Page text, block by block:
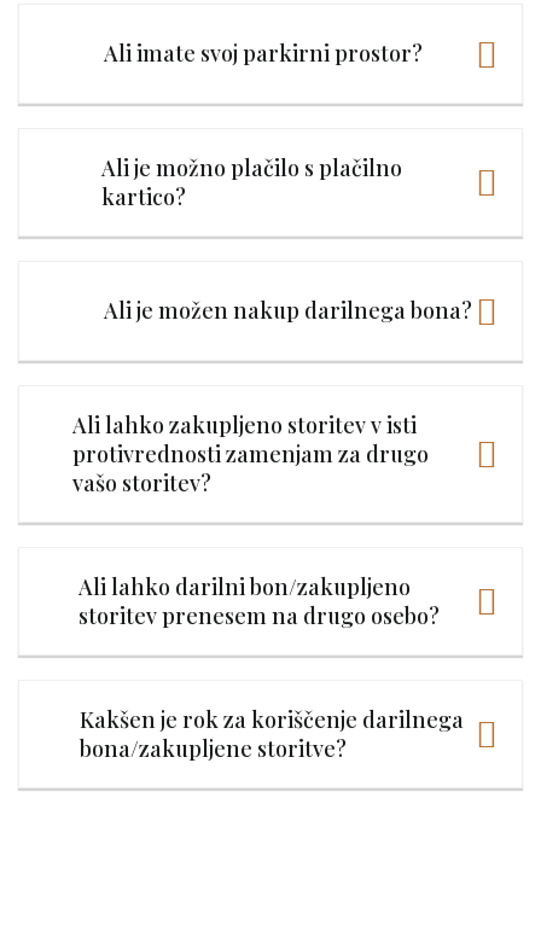
Ali imate svoj parkirni prostor?
Ali je možno plačilo s plačilno
kartico?
Ali je možen nakup darilnega bona?
Ali lahko zakupljeno storitev v isti
protivrednosti zamenjam za drugo
vašo storitev?
Ali lahko darilni bon/zakupljeno
storitev prenesem na drugo osebo?
Kakšen je rok za koriščenje darilnega
bona/zakupljene storitve?